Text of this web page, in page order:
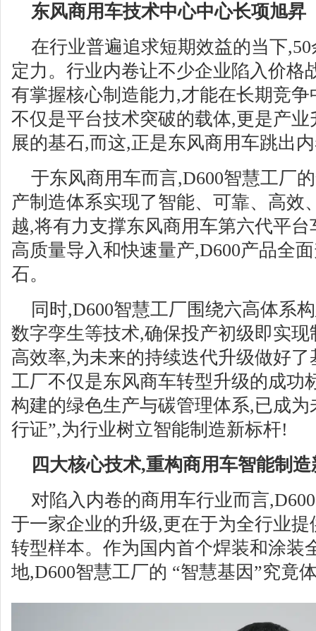
东风商用车技术中心中心长项旭昇
在行业普遍追求短期效益的当下
定力。行业内卷让不少企业陷入价格
有掌握核心制造能力,才能在长期竞
不仅是平台技术突破的载体,更是产
展的基石,而这,正是东风商用车跳出
于东风商用车而言,D600智慧工厂
产制造体系实现了智能、可靠、高效
越,将有力支撑东风商用车第六代平
高质量导入和快速量产,D600产品全
石。
同时,D600智慧工厂围绕六高体系
数字孪生等技术,确保投产初级即实
高效率,为未来的持续迭代升级做好
工厂不仅是东风商车转型升级的成功
构建的绿色生产与碳管理体系,已成
行证”,为行业树立智能制造新标杆!
四大核心技术,重构商用车智能制
对陷入内卷的商用车行业而言
于一家企业的升级,更在于为全行业
转型样本。作为国内首个焊装和涂装
地,D600智慧工厂的 “智慧基因”究竟